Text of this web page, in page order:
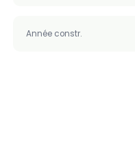
Année constr.